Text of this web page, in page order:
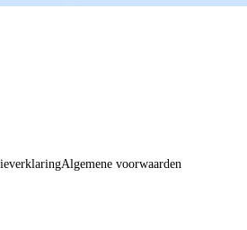
Algemene voorwaarden